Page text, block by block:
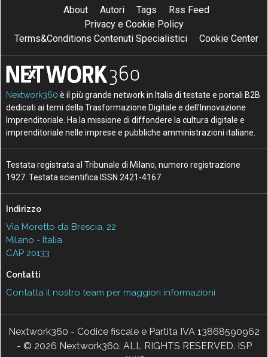
About Autori Tags
Rss Feed
Privacy e Cookie Policy
Terms&Conditions Contenuti Specialistici
Cookie Center
Nextwork360 è il più grande network in Italia di testate e portali B2B
dedicati ai temi della Trasformazione Digitale e dell’Innovazione
Imprenditoriale. Ha la missione di diffondere la cultura digitale e
imprenditoriale nelle imprese e pubbliche amministrazioni italiane.
Testata registrata al Tribunale di Milano, numero registrazione
1927. Testata scientifica ISSN 2421-4167
Indirizzo
Via Moretto da Brescia, 22
Milano - Italia
CAP 20133
Contatti
Contatta il nostro team per maggiori informazioni
Nextwork360 - Codice fiscale e Partita IVA 13868590962
- © 2026 Nextwork360. ALL RIGHTS RESERVED. ISP